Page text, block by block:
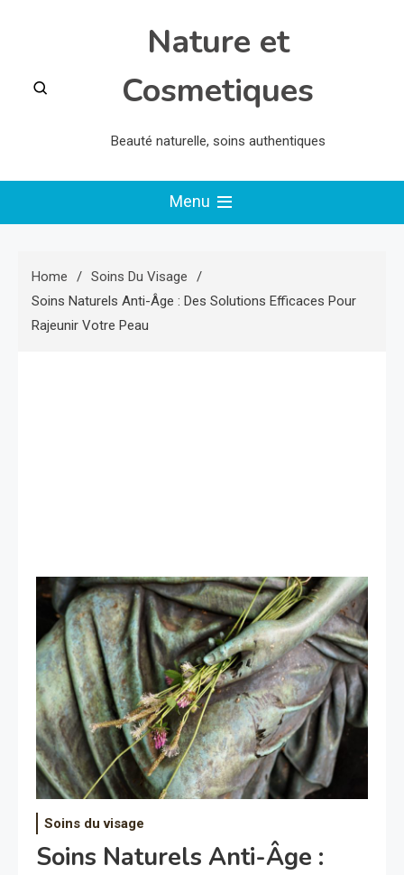
Nature et
Cosmetiques
Beauté naturelle, soins authentiques
Menu
Home
Soins Du Visage
Soins Naturels Anti-Âge : Des Solutions Efficaces Pour
Rajeunir Votre Peau
Soins du visage
Soins Naturels Anti-Âge :